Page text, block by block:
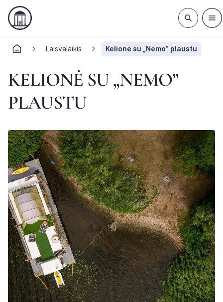
Laisvalaikis Kelionė su „Nemo” plaustu
KELIONĖ SU „NEMO”
PLAUSTU